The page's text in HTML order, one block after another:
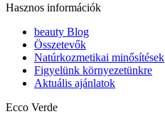
Hasznos információk
beauty Blog
Összetevők
Natúrkozmetikai minősítések
Figyelünk környezetünkre
Aktuális ajánlatok
Ecco Verde